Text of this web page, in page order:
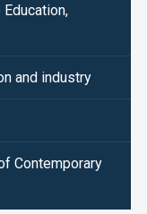
and industry
Contemporary